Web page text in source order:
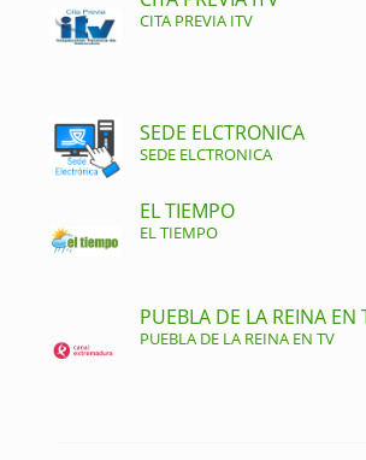
CITA PREVIA ITV
SEDE ELCTRONICA
SEDE ELCTRONICA
EL TIEMPO
EL TIEMPO
PUEBLA DE LA REINA EN
PUEBLA DE LA REINA EN TV